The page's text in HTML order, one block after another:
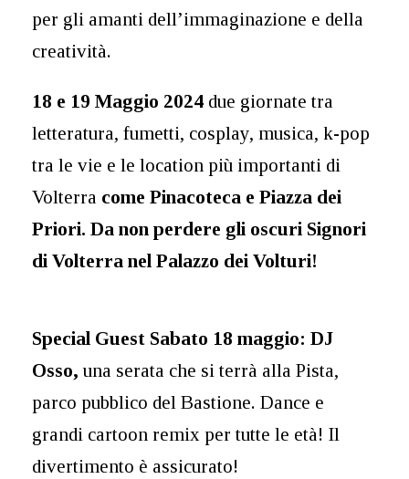
per gli amanti dell’immaginazione e della
creatività.
18 e 19 Maggio 2024 due giornate tra
letteratura, fumetti, cosplay, musica, k-pop
tra le vie e le location più importanti di
Volterra come Pinacoteca e Piazza dei
Priori. Da non perdere gli oscuri Signori
di Volterra nel Palazzo dei Volturi!
Special Guest Sabato 18 maggio: DJ
Osso,una serata che si terrà alla Pista,
parco pubblico del Bastione. Dance e
grandi cartoon remix per tutte le età! Il
divertimento è assicurato!